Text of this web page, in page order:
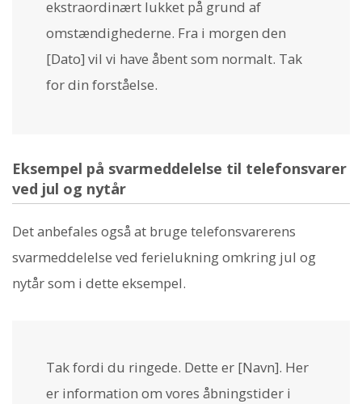
ekstraordinært lukket på grund af
omstændighederne. Fra i morgen den
[Dato] vil vi have åbent som normalt. Tak
for din forståelse.
Eksempel på svarmeddelelse til telefonsvarer
ved jul og nytår
Det anbefales også at bruge telefonsvarerens
svarmeddelelse ved ferielukning omkring jul og
nytår som i dette eksempel.
Tak fordi du ringede. Dette er [Navn]. Her
er information om vores åbningstider i